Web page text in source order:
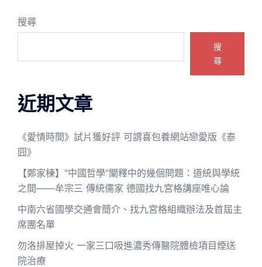
搜尋
搜
尋
近期文章
《愛情時間》試片獲好評 可謂喜包養網站戀愛版《泰
囧》
【鄭家棟】“中國哲學”闡釋中的幾個問題：道統與學統
之間——牟宗三 傳統儒家 德國找九宮格講座唯心論
中南六省國學交通會簡介、找九宮格組織辦法及首屆主
席團名單
勿洛排屋掉火 一家三口吸進濃秀傳醫院體檢項目煙送
院治療